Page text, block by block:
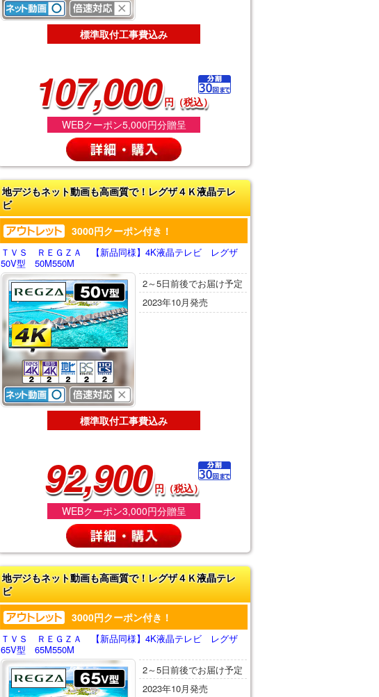
標準取付工事費込み
107,000 円（税込）
WEBクーポン5,000円分贈呈
地デジもネット動画も高画質で！レグザ４Ｋ液晶テレ
ビ
3000円クーポン付き！
ＴＶＳ ＲＥＧＺＡ 【新品同様】4K液晶テレビ レグザ
50V型 50M550M
2～5日前後でお届け予定
2023年10月発売
標準取付工事費込み
92,900 円（税込）
WEBクーポン3,000円分贈呈
地デジもネット動画も高画質で！レグザ４Ｋ液晶テレ
ビ
3000円クーポン付き！
ＴＶＳ ＲＥＧＺＡ 【新品同様】4K液晶テレビ レグザ
65V型 65M550M
2～5日前後でお届け予定
2023年10月発売